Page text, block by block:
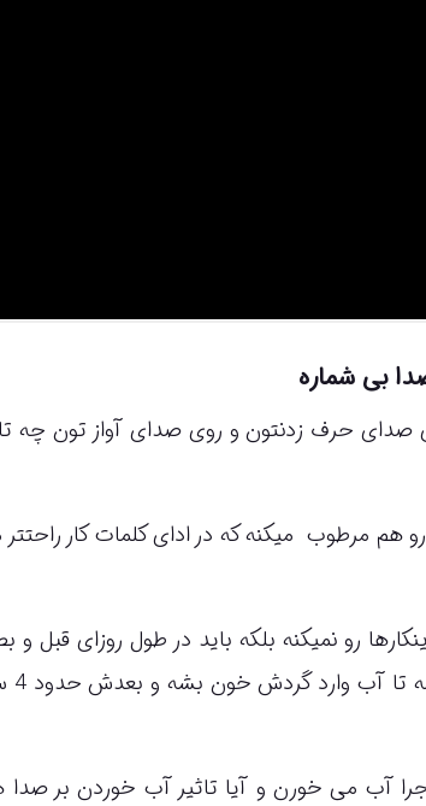
بی شماره
بخورید و ببینید روی صدای حرف زدنتون و روی صدای آواز تون
مرطوب میکنه که در ادای کلمات کار
رو نمیکنه بلکه باید در طول روزای قبل و
منظم
آب می خورن و آیا تاثیر آب خوردن بر